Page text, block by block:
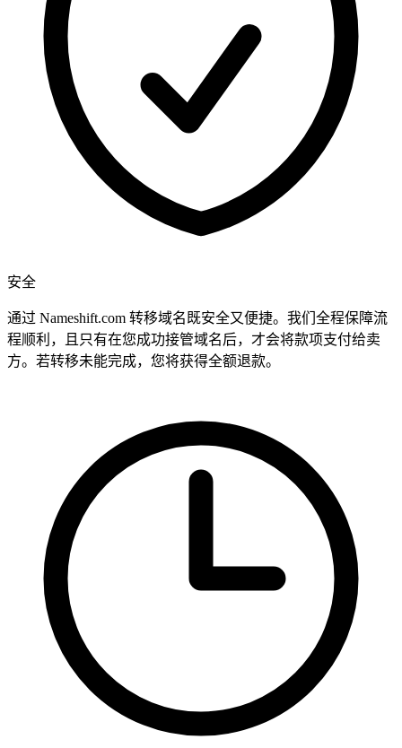
安全
通过 Nameshift.com 转移域名既安全又便捷。我们全程保障流
程顺利，且只有在您成功接管域名后，才会将款项支付给卖
方。若转移未能完成，您将获得全额退款。